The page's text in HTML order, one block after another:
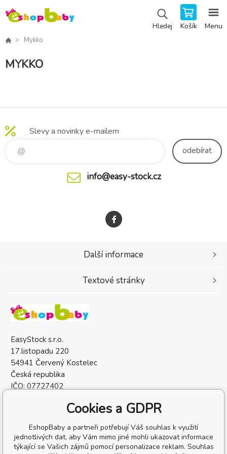
Hledej Košík Menu
Mykko
MYKKO
Slevy a novinky e-mailem
odebírat
info@easy-stock.cz
EasyStock s.r.o.
17.listopadu 220
54941 Červený Kostelec
Česká republika
IČO: 07727402
Další informace
Textové stránky
Cookies a GDPR
EshopBaby a partneři potřebují Váš souhlas k využití
jednotlivých dat, aby Vám mimo jiné mohli ukazovat informace
týkající se Vašich zájmů pomocí personalizace reklam. Souhlas